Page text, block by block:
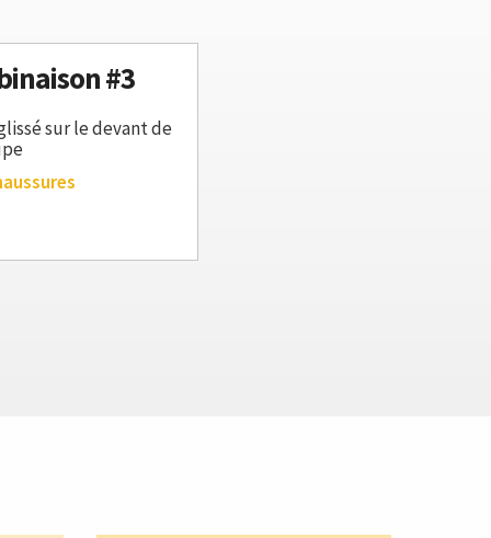
#3
sur le devant de